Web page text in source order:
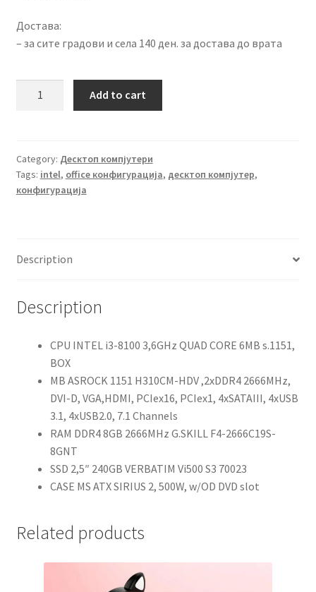
Достава:
– за сите градови и села 140 ден. за достава до врата
Add to cart
Category: Десктоп компјутери
Tags: intel, office конфигурација, десктоп компјутер,
конфигурација
Description
Description
CPU INTEL i3-8100 3,6GHz QUAD CORE 6MB s.1151,
BOX
MB ASROCK 1151 H310CM-HDV ,2xDDR4 2666MHz,
DVI-D, VGA,HDMI, PCIex16, PCIex1, 4xSATAIII, 4xUSB
3.1, 4xUSB2.0, 7.1 Channels
RAM DDR4 8GB 2666MHz G.SKILL F4-2666C19S-
8GNT
SSD 2,5″ 240GB VERBATIM Vi500 S3 70023
CASE MS ATX SIRIUS 2, 500W, w/OD DVD slot
Related products